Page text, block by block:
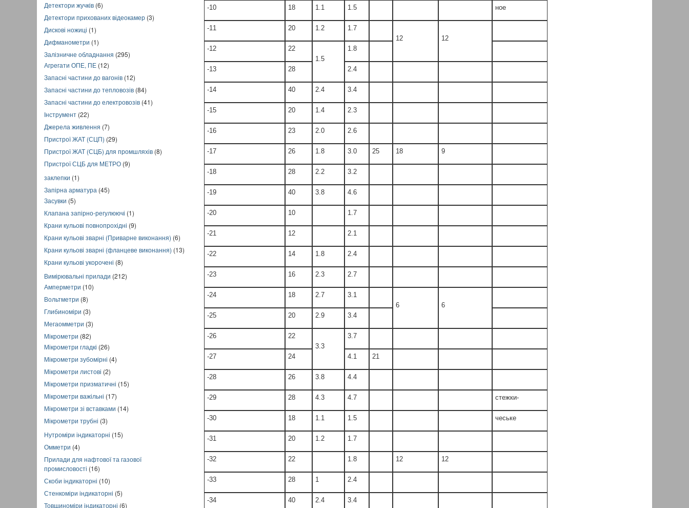
Детектори жучків (6)
Детектори прихованих відеокамер (3)
Дискові ножиці (1)
Дифманометри (1)
Залізничне обладнання (295)
Агрегати ОПЕ, ПЕ (12)
Запасні частини до вагонів (12)
Запасні частини до тепловозів (84)
Запасні частини до електровозів (41)
Інструмент (22)
Джерела живлення (7)
Пристрої ЖАТ (СЦП) (29)
Пристрої ЖАТ (СЦБ) для промшляхів (8)
Пристрої СЦБ для МЕТРО (9)
заклепки (1)
Запірна арматура (45)
Засувки (5)
Клапана запірно-регулюючі (1)
Крани кульові повнопрохідні (9)
Крани кульові зварні (Приварне виконання) (6)
Крани кульові зварні (фланцеве виконання) (13)
Крани кульові укорочені (8)
Вимірювальні прилади (212)
Амперметри (10)
Вольтметри (8)
Глибиноміри (3)
Мегаомметри (3)
Мікрометри (82)
Мікрометри гладкі (26)
Мікрометри зубомірні (4)
Мікрометри листові (2)
Мікрометри призматичні (15)
Мікрометри важільні (17)
Мікрометри зі вставками (14)
Мікрометри трубні (3)
Нутроміри індикаторні (15)
Омметри (4)
Прилади для нафтової та газової
промисловості (16)
Скоби індикаторні (10)
Стенкоміри індикаторні (5)
Товщиноміри індикаторні (6)
-10 18 1.1 1.5 ное
-11 20 1.2
1.7
12
12
-12
22
1.5
1.8
-13 28 2.4
-14 40 2.4 3.4
-15 20 1.4 2.3
-16 23 2.0 2.6
-17 26 1.8 3.0 25 18 9
-18 28 2.2 3.2
-19 40 3.8 4.6
-20 10 1.7
-21 12 2.1
-22 14 1.8 2.4
-23 16 2.3 2.7
-24 18 2.7
3.1
6
6
-25
20 2.9 3.4
-26
22
3.3
3.7
-27 24 4.1 21
-28 26 3.8 4.4
-29 28 4.3 4.7 стежки-
-30 18 1.1 1.5 чеське
-31 20 1.2 1.7
-32 22 1.8 12 12
-33 28 1 2.4
-34 40 2.4 3.4